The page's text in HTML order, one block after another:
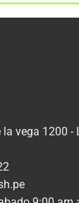
vega 1200 -